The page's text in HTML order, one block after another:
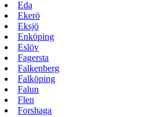
Eda
Ekerö
Eksjö
Enköping
Eslöv
Fagersta
Falkenberg
Falköping
Falun
Flen
Forshaga